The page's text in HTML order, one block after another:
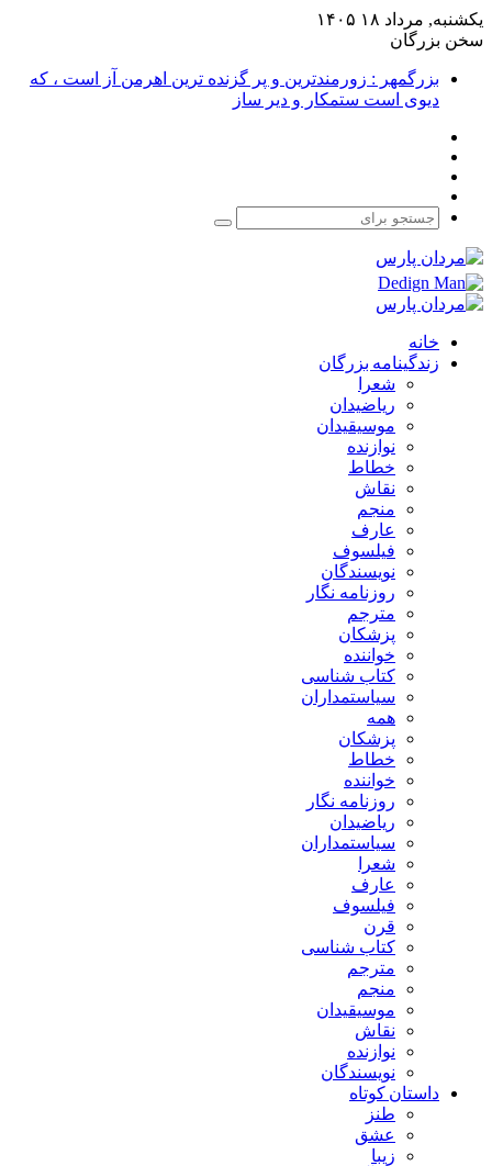
یکشنبه, مرداد ۱۸ ۱۴۰۵
سخن بزرگان
بزرگمهر : زورمندترین و پر گزنده ترین اهرمن آز است ، که
دیوی است ستمکار و دیر ساز
جستجو
خانه
زندگینامه بزرگان
شعرا
ریاضیدان
موسیقیدان
نوازنده
خطاط
نقاش
منجم
عارف
فیلسوف
نویسندگان
روزنامه نگار
مترجم
پزشکان
خواننده
کتاب شناسی
سیاستمداران
همه
پزشکان
خطاط
خواننده
روزنامه نگار
ریاضیدان
سیاستمداران
شعرا
عارف
فیلسوف
قرن
کتاب شناسی
مترجم
منجم
موسیقیدان
نقاش
نوازنده
نویسندگان
داستان کوتاه
طنز
عشق
زیبا